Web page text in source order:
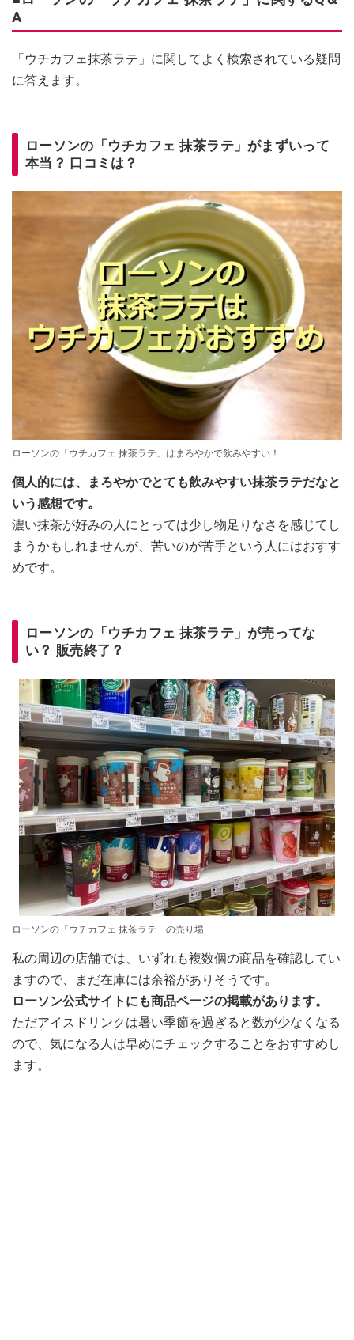
A
「ウチカフェ抹茶ラテ」に関してよく検索されている疑問
に答えます。
ローソンの「ウチカフェ 抹茶ラテ」がまずいって
本当？ 口コミは？
ローソンの「ウチカフェ 抹茶ラテ」はまろやかで飲みやすい！
個人的には、まろやかでとても飲みやすい抹茶ラテだなと
いう感想です。
濃い抹茶が好みの人にとっては少し物足りなさを感じてし
まうかもしれませんが、苦いのが苦手という人にはおすす
めです。
ローソンの「ウチカフェ 抹茶ラテ」が売ってな
い？ 販売終了？
ローソンの「ウチカフェ 抹茶ラテ」の売り場
私の周辺の店舗では、いずれも複数個の商品を確認してい
ますので、まだ在庫には余裕がありそうです。
ローソン公式サイトにも商品ページの掲載があります。
ただアイスドリンクは暑い季節を過ぎると数が少なくなる
ので、気になる人は早めにチェックすることをおすすめし
ます。